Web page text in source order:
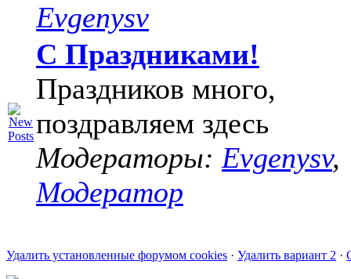
Evgenysv
С Праздниками!
Праздников много,
поздравляем здесь
Модераторы: Evgenysv,
Модератор
Удалить установленные форумом cookies · Удалить вариант 2 ·